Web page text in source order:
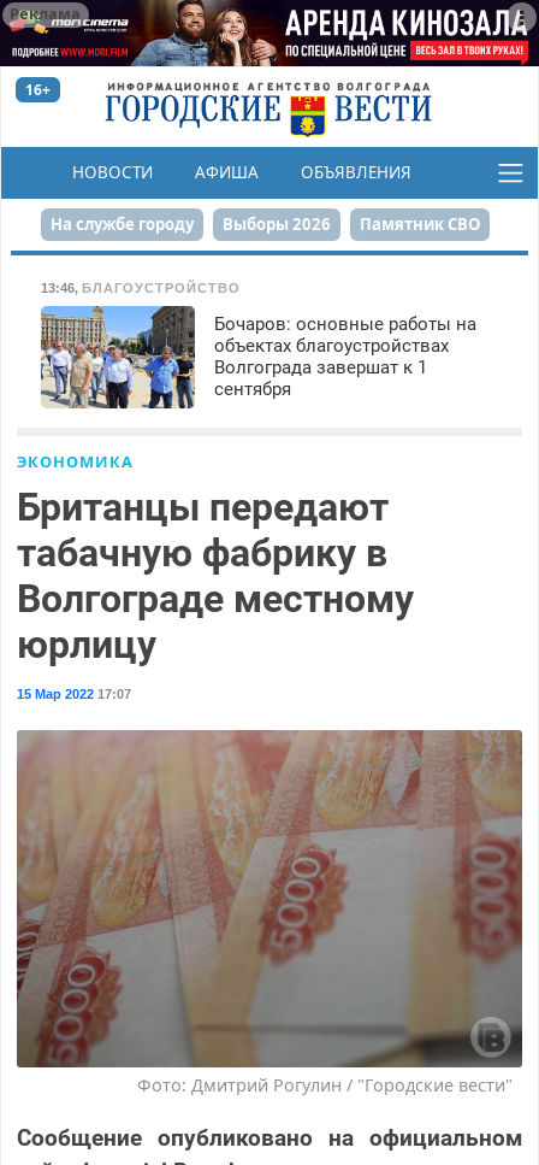
Реклама
16+
НОВОСТИ АФИША ОБЪЯВЛЕНИЯ
КОНКУРСЫ
На службе городу Выборы 2026 Памятник СВО
Сталинград в сердце
Набережная День Победы Реконструкция ЦПКиО
80-летие Победы Парк Героев-летчиков
13:46, БЛАГОУСТРОЙСТВО
Бочаров: основные работы на
объектах благоустройствах
Волгограда завершат к 1
сентября
ЭКОНОМИКА
Британцы передают
табачную фабрику в
Волгограде местному
юрлицу
15 Мар 202217:07
Фото: Дмитрий Рогулин / "Городские вести"
Сообщение опубликовано на официальном